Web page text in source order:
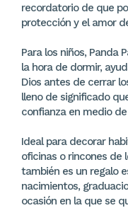
recordatorio de que
protección y el amor
Para los niños, Panda
la hora de dormir,
Dios antes de cerrar
lleno de significado
confianza en medio
Ideal para decorar
oficinas o rincones de
también es un regalo
nacimientos,
ocasión en la que se